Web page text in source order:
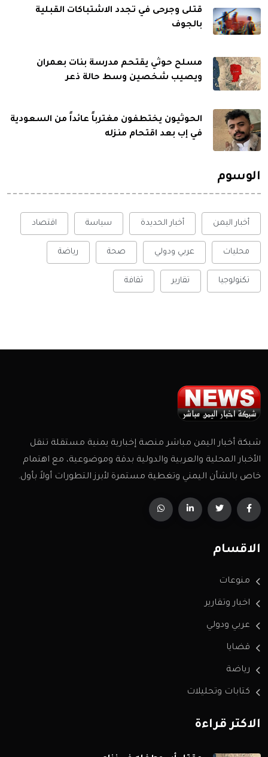
قتلى وجرحى في تجدد الاشتباكات القبلية
بالجوف
مسلح حوثي يقتحم مدرسة بنات بعمران
ويصيب شخصين وسط حالة ذعر
الحوثيون يختطفون مغترباً عائداً من السعودية
في إب بعد اقتحام منزله
الوسوم
أخبار اليمن أخبار الحديدة سياسة اقتصاد
محليات عربي ودولي صحة رياضة
تكنولوجيا تقارير ثقافة
شبكة أخبار اليمن مباشر منصة إخبارية يمنية مستقلة تنقل
الأخبار المحلية والعربية والدولية بدقة وموضوعية، مع اهتمام
خاص بالشأن اليمني وتغطية مستمرة لأبرز التطورات أولاً بأول.
الاقسام
منوعات
اخبار وتقارير
عربي ودولي
قضايا
رياضة
كتابات وتحليلات
الاكثر قراءة